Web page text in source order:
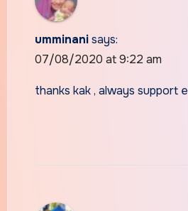
umminanisays:
07/08/2020 at 9:22 am
thanks kak , always support